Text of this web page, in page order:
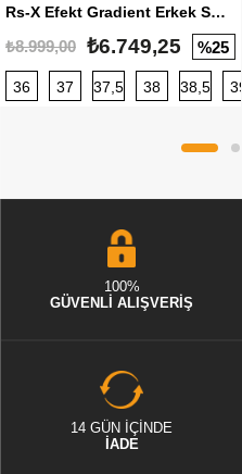
Rs-X Efekt Gradient Erkek Sneaker
₺8.999,00 ₺6.749,25 %25
36 37 37,5 38 38,5 39
100%
GÜVENLİ ALIŞVERİŞ
14 GÜN İÇİNDE
İADE